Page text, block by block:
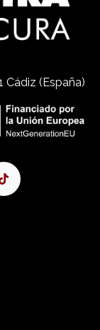
Cádiz (España)